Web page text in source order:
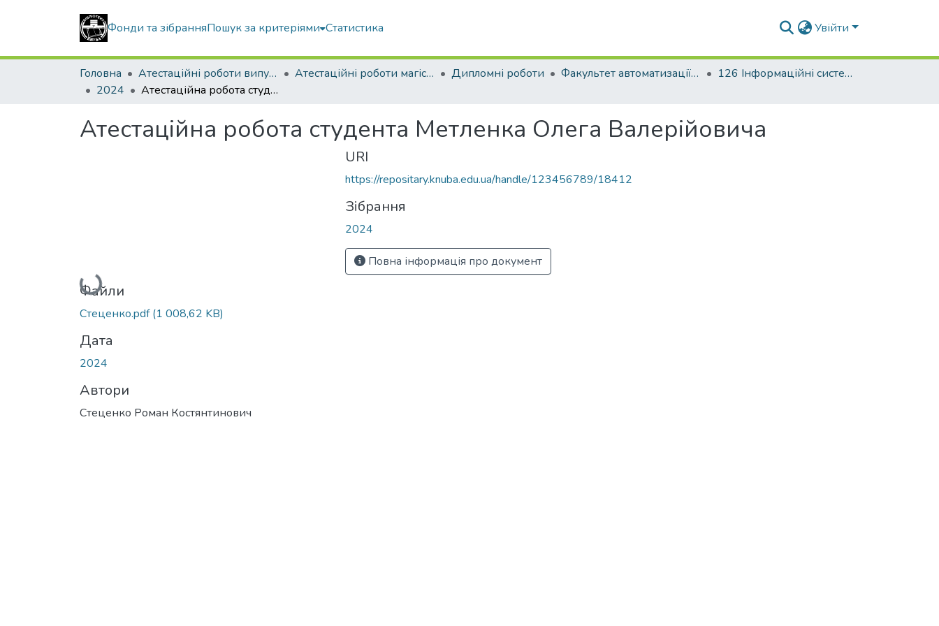
Фонди та зібранняПошук за критеріями Статистика Увійти
Головна Атестаційні роботи випускників Атестаційні роботи магістрів Дипломні роботи Факультет автоматизації і інформаційних технологій
126 Інформаційні системи та технології
2024
Атестаційна робота студента Метленка Олега Валерійовича
Атестаційна робота студента Метленка Олега Валерійовича
Вантажиться...
Файли
Стеценко.pdf(1 008,62 KB)
Дата
2024
Автори
Стеценко Роман Костянтинович
URI
https://repositary.knuba.edu.ua/handle/123456789/18412
Зібрання
2024
Повна інформація про документ